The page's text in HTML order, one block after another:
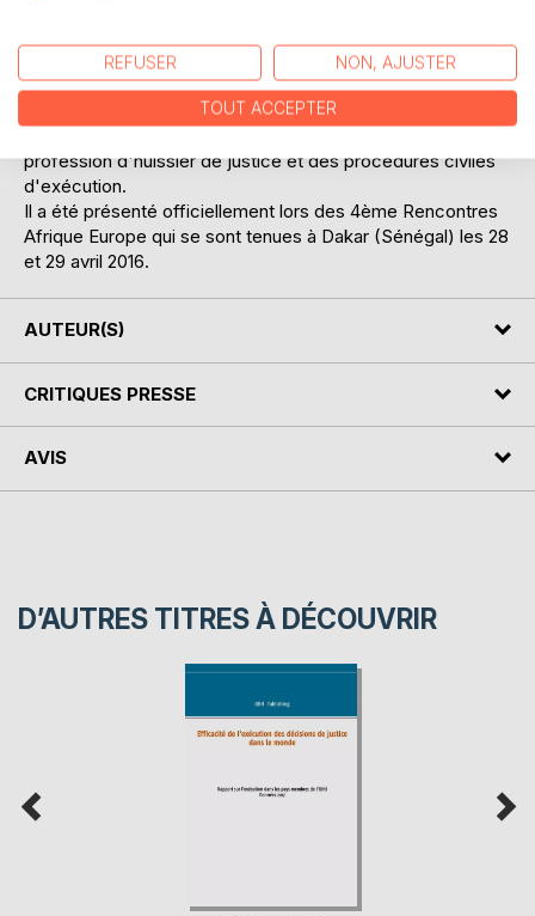
monde régulièrement mise à jour, collectées auprès des
organisations professionnelles d'huissiers de justice des
pays membres de l'UIHJ et réparties en 26 thèmes et 350
profession d'huissier de justice et des procédures civiles
d'exécution.
Il a été présenté officiellement lors des 4ème Rencontres
Afrique Europe qui se sont tenues à Dakar (Sénégal) les 28
et 29 avril 2016.
AUTEUR(S)
CRITIQUES PRESSE
AVIS
D’AUTRES TITRES À DÉCOUVRIR
REFUSER NON, AJUSTER
TOUT ACCEPTER